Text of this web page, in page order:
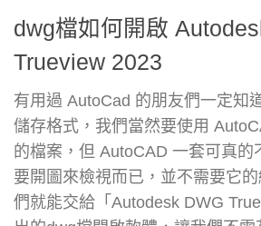
dwg檔如何開啟
Trueview 2023
有用過 AutoCad 的朋友們一定知
儲存格式，我們當然要使用
的檔案，但 AutoCAD 一套可真的
要開圖來檢視而已，並不需要它
們就能交給「Autodesk DWG